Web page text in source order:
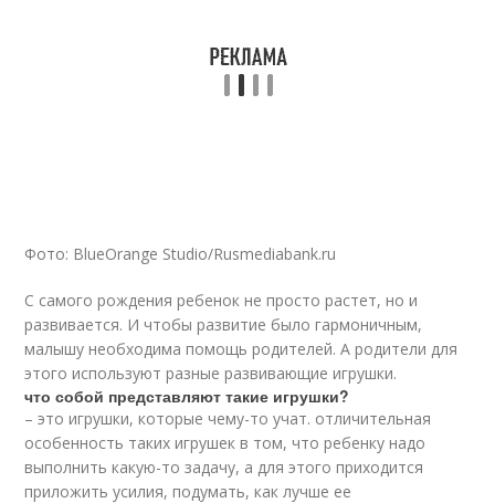
Фото: BlueOrange Studio/Rusmediabank.ru
С самого рождения ребенок не просто растет, но и
развивается. И чтобы развитие было гармоничным,
малышу необходима помощь родителей. А родители для
этого используют разные развивающие игрушки.
что собой представляют такие игрушки?
– это игрушки, которые чему-то учат. отличительная
особенность таких игрушек в том, что ребенку надо
выполнить какую-то задачу, а для этого приходится
приложить усилия, подумать, как лучше ее